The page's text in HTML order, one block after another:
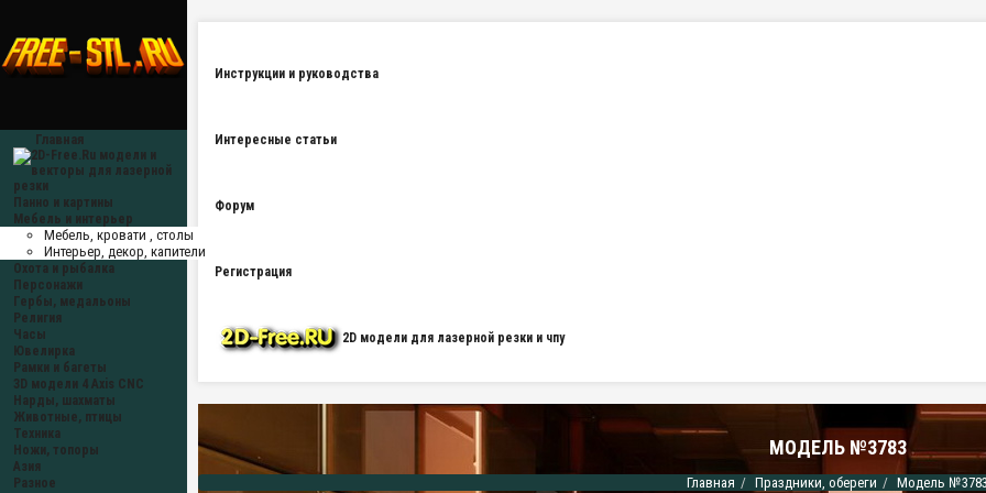
Главная
Панно и картины
Мебель и интерьер
Мебель, кровати , столы
Интерьер, декор, капители
Охота и рыбалка
Персонажи
Гербы, медальоны
Религия
Часы
Ювелирка
Рамки и багеты
3D модели 4 Axis CNC
Нарды, шахматы
Животные, птицы
Техника
Ножи, топоры
Азия
Разное
Инструкции и руководства
Интересные статьи
Форум
Регистрация
2D модели для лазерной резки и чпу
МОДЕЛЬ №3783
Главная Праздники, обереги Модель